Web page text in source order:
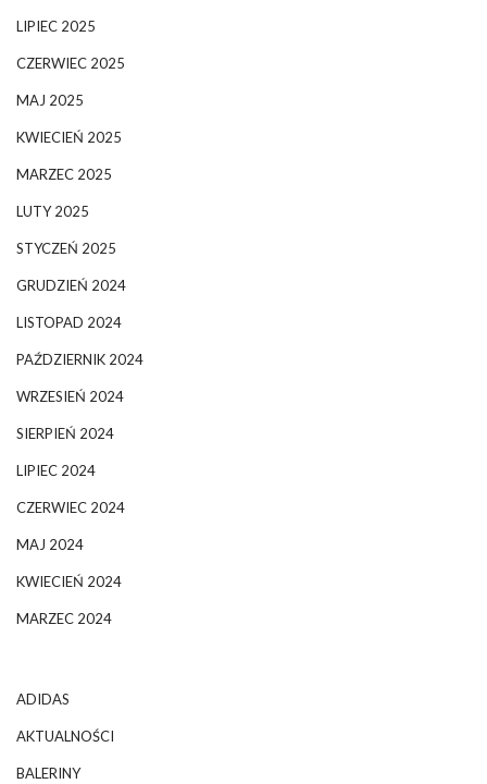
LIPIEC 2025
CZERWIEC 2025
MAJ 2025
KWIECIEŃ 2025
MARZEC 2025
LUTY 2025
STYCZEŃ 2025
GRUDZIEŃ 2024
LISTOPAD 2024
PAŹDZIERNIK 2024
WRZESIEŃ 2024
SIERPIEŃ 2024
LIPIEC 2024
CZERWIEC 2024
MAJ 2024
KWIECIEŃ 2024
MARZEC 2024
ADIDAS
AKTUALNOŚCI
BALERINY